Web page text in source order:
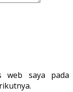
web saya pada